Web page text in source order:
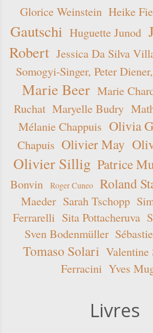
Glorice Weinstein Heike
Gautschi Huguette Junod
Robert Jessica Da Silva
Somogyi-Singer, Peter
Marie Beer Marie
Ruchat Maryelle Budry
Mélanie Chappuis Olivia
Chapuis Olivier May
Olivier Sillig Patrice
Bonvin
Roger Cuneo Roland
Maeder Sarah Tschopp
Ferrarelli Sita Pottacheruva
Sven Bodenmüller
Tomaso Solari Valentine
Ferracini Yves
Livres